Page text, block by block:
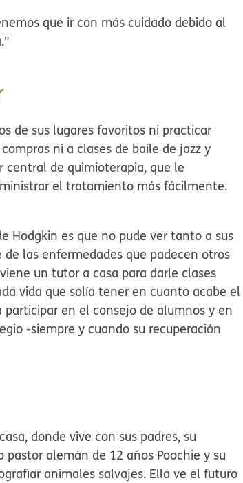
que ir con más cuidado debido al
de sus lugares favoritos ni practicar
ni a clases de baile de jazz y
central de quimioterapia, que le
el tratamiento más fácilmente.
Hodgkin es que no pude ver tanto a sus
las enfermedades que padecen otros
un tutor a casa para darle clases
vida que solía tener en cuanto acabe el
en el consejo de alumnos y en
-siempre y cuando su recuperación
donde vive con sus padres, su
alemán de 12 años Poochie y su
animales salvajes. Ella ve el futuro